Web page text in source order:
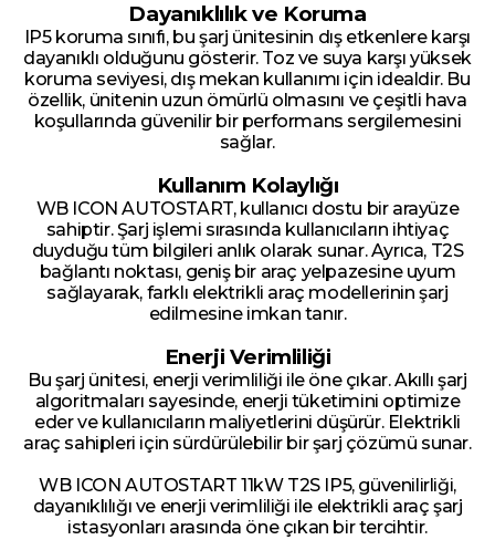
Dayanıklılık ve Koruma
IP5 koruma sınıfı, bu şarj ünitesinin dış etkenlere karşı
dayanıklı olduğunu gösterir. Toz ve suya karşı yüksek
koruma seviyesi, dış mekan kullanımı için idealdir. Bu
özellik, ünitenin uzun ömürlü olmasını ve çeşitli hava
koşullarında güvenilir bir performans sergilemesini
sağlar.
Kullanım Kolaylığı
WB ICON AUTOSTART, kullanıcı dostu bir arayüze
sahiptir. Şarj işlemi sırasında kullanıcıların ihtiyaç
duyduğu tüm bilgileri anlık olarak sunar. Ayrıca, T2S
bağlantı noktası, geniş bir araç yelpazesine uyum
sağlayarak, farklı elektrikli araç modellerinin şarj
edilmesine imkan tanır.
Enerji Verimliliği
Bu şarj ünitesi, enerji verimliliği ile öne çıkar. Akıllı şarj
algoritmaları sayesinde, enerji tüketimini optimize
eder ve kullanıcıların maliyetlerini düşürür. Elektrikli
araç sahipleri için sürdürülebilir bir şarj çözümü sunar.
WB ICON AUTOSTART 11kW T2S IP5, güvenilirliği,
dayanıklılığı ve enerji verimliliği ile elektrikli araç şarj
istasyonları arasında öne çıkan bir tercihtir.